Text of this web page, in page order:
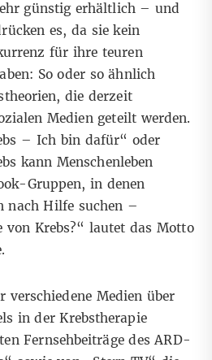
günstig erhältlich – und
es, da sie kein
für ihre teuren
So oder so ähnlich
die derzeit
Medien geteilt werden.
– Ich bin dafür“ oder
kann Menschenleben
Gruppen, in denen
nach Hilfe suchen –
von Krebs?“ lautet das Motto
verschiedene Medien über
in der Krebstherapie
Fernsehbeiträge desARD-